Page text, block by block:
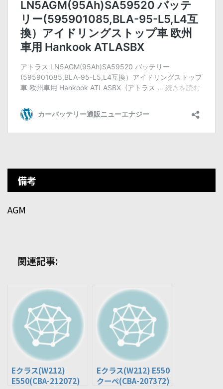
備考
AGM
関連記事:
Eクラス(W212)
E550(CBA-212072)
Eクラス(W212) E550
クーペ(CBA-207372)